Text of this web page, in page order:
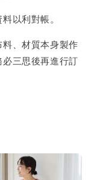
以利對帳。
、材質本身製作
三思後再進行訂